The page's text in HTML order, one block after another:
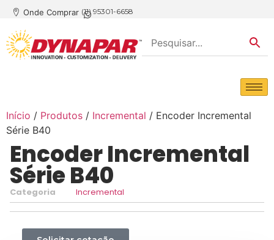
Onde Comprar (11) 95301-6658
Início / Produtos / Incremental / Encoder Incremental
Série B40
Encoder Incremental
Série B40
Categoria Incremental